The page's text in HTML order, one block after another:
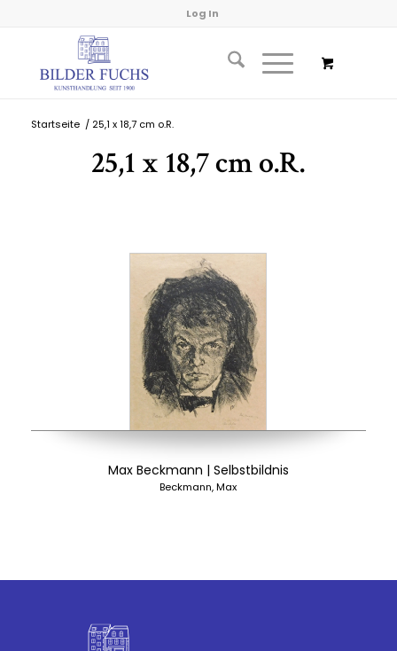
Log In
Startseite / 25,1 x 18,7 cm o.R.
25,1 x 18,7 cm o.R.
Max Beckmann | Selbstbildnis
Beckmann, Max